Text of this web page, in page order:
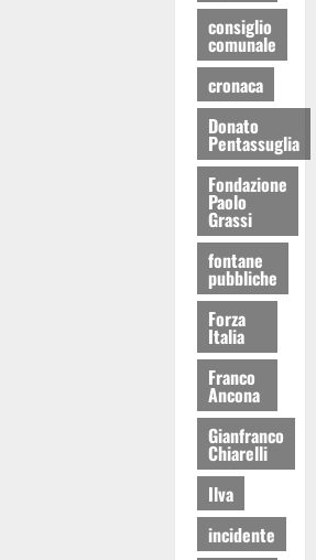
consiglio
comunale
cronaca
Donato
Pentassuglia
Fondazione
Paolo
Grassi
fontane
pubbliche
Forza
Italia
Franco
Ancona
Gianfranco
Chiarelli
Ilva
incidente